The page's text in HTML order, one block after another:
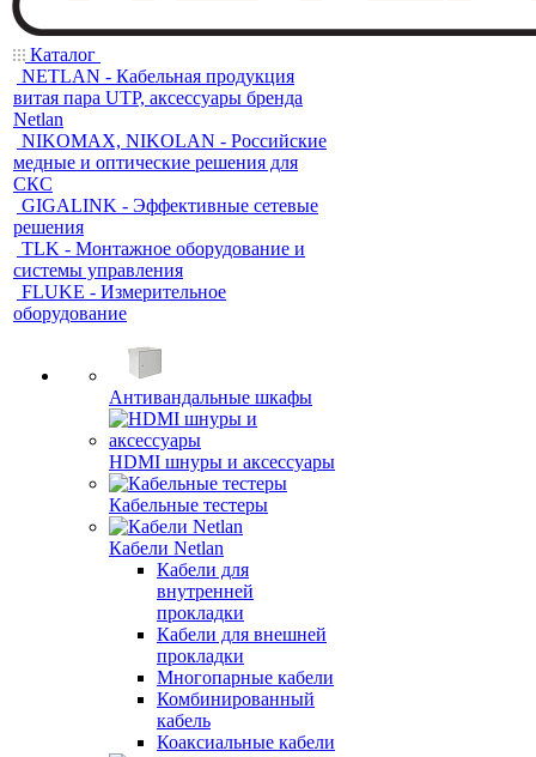
Каталог
NETLAN - Кабельная продукция
витая пара UTP, аксессуары бренда
Netlan
NIKOMAX, NIKOLAN - Российские
медные и оптические решения для
СКС
GIGALINK - Эффективные сетевые
решения
TLK - Монтажное оборудование и
системы управления
FLUKE - Измерительное
оборудование
Антивандальные шкафы
HDMI шнуры и аксессуары
Кабельные тестеры
Кабели Netlan
Кабели для
внутренней
прокладки
Кабели для внешней
прокладки
Многопарные кабели
Комбинированный
кабель
Коаксиальные кабели